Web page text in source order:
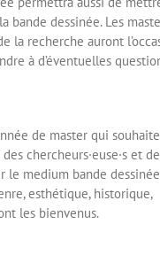
dessinée. Les
la recherche auront
à d’éventuelles
de master qui
chercheurs·euse·s et
le medium bande
esthétique, historique,
les bienvenus.